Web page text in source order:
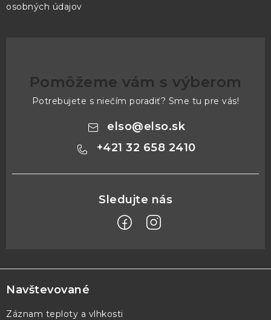
osobných údajov
Pomôžeme vám s výberom
Potrebujete s niečím poradiť? Sme tu pre vás!
elso@elso.sk
+421 32 658 2410
á
p
ä
Navštevované
Záznam teploty a vlhkosti